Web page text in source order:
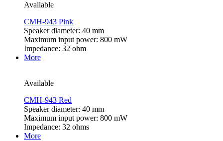
Available
CMH-943 Pink
Speaker diameter: 40 mm
Maximum input power: 800 mW
Impedance: 32 ohm
More
Available
CMH-943 Red
Speaker diameter: 40 mm
Maximum input power: 800 mW
Impedance: 32 ohms
More